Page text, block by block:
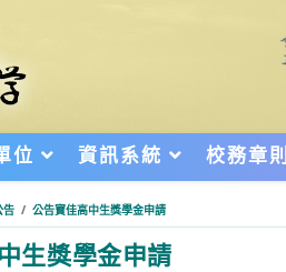
位 資訊系統 校務章則
告 / 公告寶佳高中生獎學金申請
生獎學金申請